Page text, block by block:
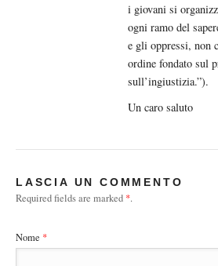
i giovani si
ogni ramo del
e gli oppressi, non
ordine fondato sul
sull’ingiustizia.”).
Un caro saluto
LASCIA UN COMMENTO
Required fields are marked *.
Nome *